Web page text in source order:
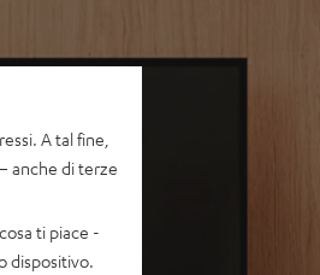
A tal fine,
anche di terze
ti piace -
dispositivo.